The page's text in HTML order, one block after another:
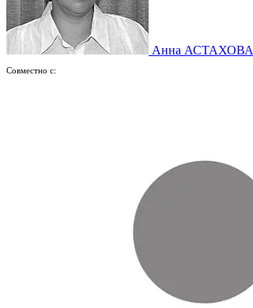
Анна АСТАХОВА
Совместно с: